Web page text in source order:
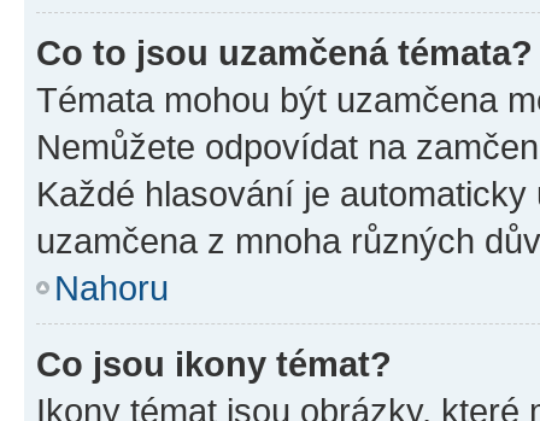
Co to jsou uzamčená témata?
Témata mohou být uzamčena
Nemůžete odpovídat na
Každé hlasování je
uzamčena z mnoha různých
Nahoru
Co jsou ikony témat?
Ikony témat jsou obrázky,